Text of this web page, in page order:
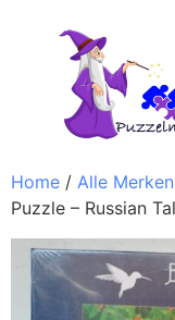
Home / Alle Merken
Puzzle – Russian